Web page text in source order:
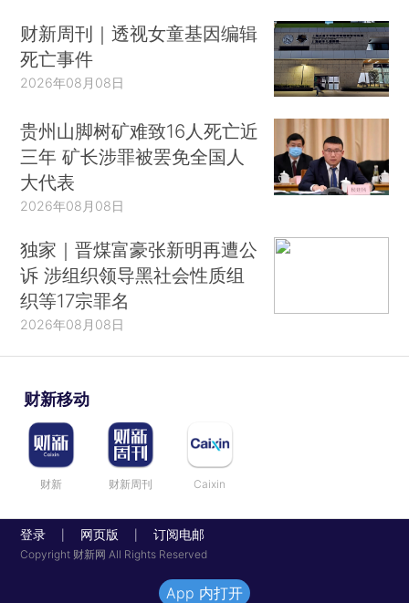
财新周刊｜透视女童基因编辑
死亡事件
2026年08月08日
贵州山脚树矿难致16人死亡近
三年 矿长涉罪被罢免全国人
大代表
2026年08月08日
独家｜晋煤富豪张新明再遭公
诉 涉组织领导黑社会性质组
织等17宗罪名
2026年08月08日
财新移动
财新 财新周刊 Caixin
登录 网页版 订阅电邮
Copyright 财新网 All Rights Reserved
App 内打开